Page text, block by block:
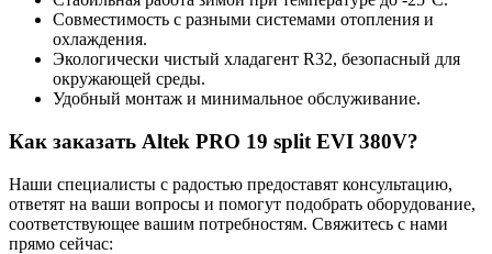
Совместимость с разными системами отопления и
охлаждения.
Экологически чистый хладагент R32, безопасный для
окружающей среды.
Удобный монтаж и минимальное обслуживание.
Как заказать Altek PRO 19 split EVI 380V?
Наши специалисты с радостью предоставят консультацию,
ответят на ваши вопросы и помогут подобрать оборудование,
соответствующее вашим потребностям. Свяжитесь с нами
прямо сейчас: